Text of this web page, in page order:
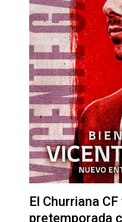
El Churriana
pretemporada